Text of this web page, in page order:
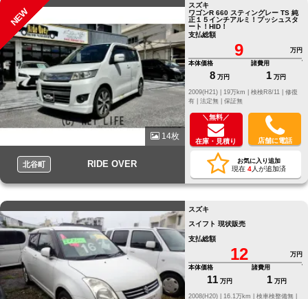
NEW
14枚
北谷町 RIDE OVER
スズキ
ワゴンR 660 スティングレー TS 純
正１５インチアルミ！プッシュスタ
ート！HID！
支払総額
9
万円
本体価格
8 万円
諸費用
1 万円
修復
有 | 法定無 | 保証無
＼無料／
在庫・見積り 店舗に電話
お気に入り追加
現在 4人が追加済
スズキ
スイフト 現状販売
支払総額
12
万円
本体価格
11 万円
諸費用
1 万円